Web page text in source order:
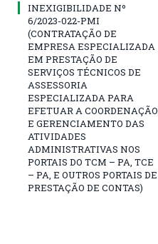
INEXIGIBILIDADE Nº
6/2023-022-PMI
(CONTRATAÇÃO DE
EMPRESA ESPECIALIZADA
EM PRESTAÇÃO DE
SERVIÇOS TÉCNICOS DE
ASSESSORIA
ESPECIALIZADA PARA
EFETUAR A COORDENAÇÃO
E GERENCIAMENTO DAS
ATIVIDADES
ADMINISTRATIVAS NOS
PORTAIS DO TCM – PA, TCE
– PA, E OUTROS PORTAIS DE
PRESTAÇÃO DE CONTAS)